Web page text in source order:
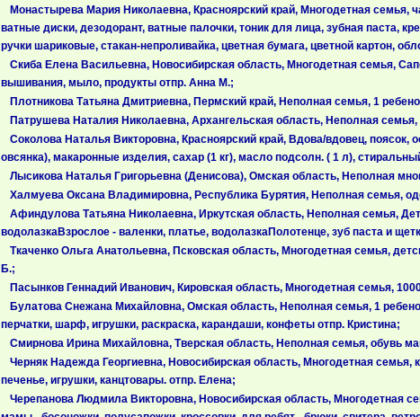
Монастырева Мария Николаевна, Красноярский край, Многодетная семья,
ватные диски, дезодорант, ватные палочки, тоник для лица, зубная паста,
ручки шариковые, стакан-непроливайка, цветная бумага, цветной картон,
Скиба Елена Васильевна, Новосибирская область, Многодетная семья,
вышивания, мыло, продукты отпр. Анна М.;
Плотникова Татьяна Дмитриевна, Пермский край, Неполная семья, 1
Патрушева Наталия Николаевна, Архангельская область, Неполная
Соколова Наталья Викторовна, Красноярский край, Вдова/вдовец,
овсянка), макаронные изделия, сахар (1 кг), масло подсолн. ( 1 л),
Лысикова Наталья Григорьевна (Денисова), Омская область, Неполная
Халмуева Оксана Владимировна, Республика Бурятия, Неполная семья,
Афиндулова Татьяна Николаевна, Иркутская область, Неполная семья,
водолазкаВзрослое - валенки, платье, водолазкаПолотенце, зуб паста и
Ткаченко Ольга Анатольевна, Псковская область, Многодетная семья,
Б.;
Пасынков Геннадий Иванович, Кировская область, Многодетная семья,
Булатова Снежана Михайловна, Омская область, Неполная семья, 1
перчатки, шарф, игрушки, раскраска, карандаши, конфеты отпр. Кристина;
Смирнова Ирина Михайловна, Тверская область, Неполная семья, обувь
Черняк Надежда Георгиевна, Новосибирская область, Многодетная семья,
печенье, игрушки, канцтовары. отпр. Елена;
Черепанова Людмила Викторовна, Новосибирская область, Многодетная